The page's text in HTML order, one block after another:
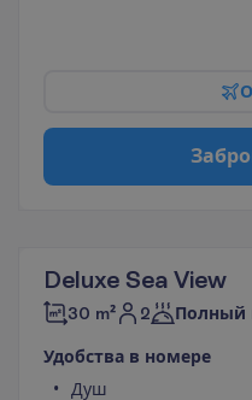
О
Забро
Deluxe Sea View
30 m² 2 Полный
Удобства в номере
Душ